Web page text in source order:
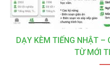
DẠY KÈM TIẾNG NHẬT –
TỪ MỚI